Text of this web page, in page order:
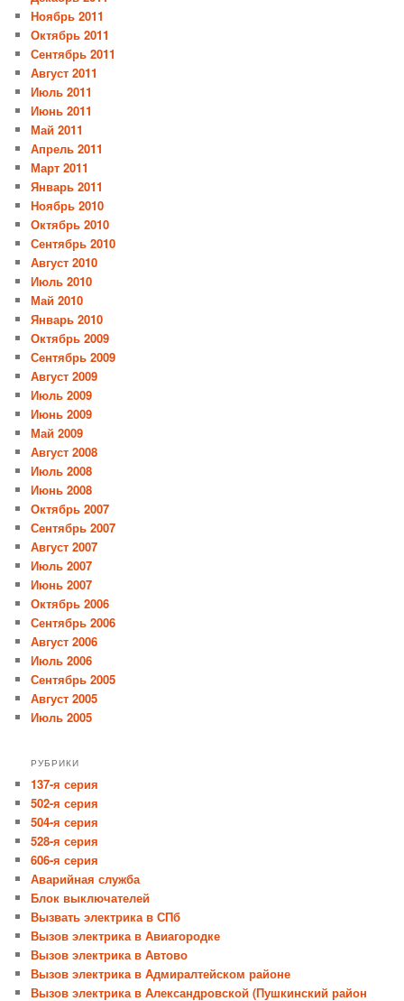
Ноябрь 2011
Октябрь 2011
Сентябрь 2011
Август 2011
Июль 2011
Июнь 2011
Май 2011
Апрель 2011
Март 2011
Январь 2011
Ноябрь 2010
Октябрь 2010
Сентябрь 2010
Август 2010
Июль 2010
Май 2010
Январь 2010
Октябрь 2009
Сентябрь 2009
Август 2009
Июль 2009
Июнь 2009
Май 2009
Август 2008
Июль 2008
Июнь 2008
Октябрь 2007
Сентябрь 2007
Август 2007
Июль 2007
Июнь 2007
Октябрь 2006
Сентябрь 2006
Август 2006
Июль 2006
Сентябрь 2005
Август 2005
Июль 2005
РУБРИКИ
137-я серия
502-я серия
504-я серия
528-я серия
606-я серия
Аварийная служба
Блок выключателей
Вызвать электрика в СПб
Вызов электрика в Авиагородке
Вызов электрика в Автово
Вызов электрика в Адмиралтейском районе
Вызов электрика в Александровской (Пушкинский район